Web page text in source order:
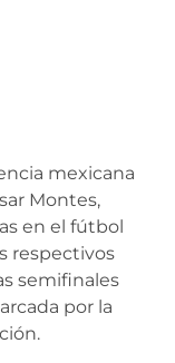
mexicana
Montes,
en el fútbol
respectivos
semifinales
por la